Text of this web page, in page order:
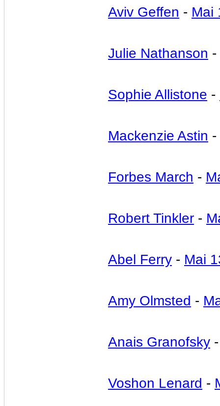
Aviv Geffen - Mai
Julie Nathanson -
Sophie Allistone -
Mackenzie Astin -
Forbes March -
Robert Tinkler -
Abel Ferry - Mai
Amy Olmsted -
Anais Granofsky
Voshon Lenard -